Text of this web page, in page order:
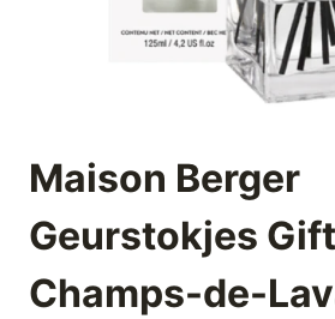
Maison Berger
Geurstokjes
Champs-de-